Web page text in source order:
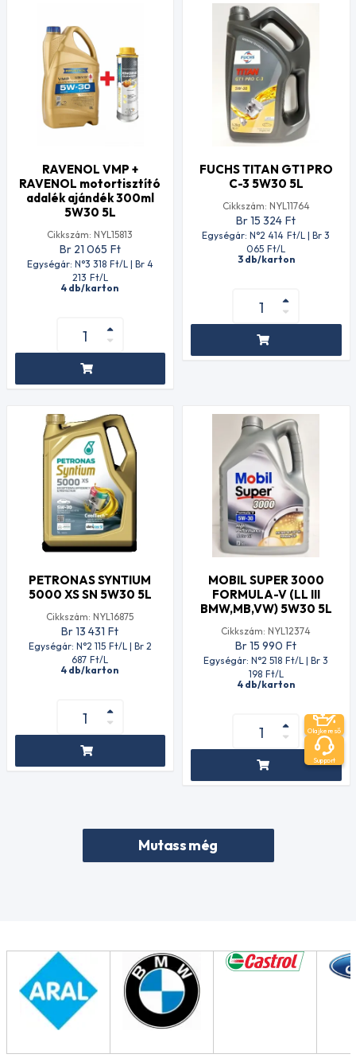
RAVENOL VMP +
RAVENOL motortisztító
adalék ajándék 300ml
5W30 5L
Cikkszám: NYL15813
Br 21 065 Ft
Egységár: N°3 318 Ft/L | Br 4
213 Ft/L
4 db/karton
FUCHS TITAN GT1 PRO
C-3 5W30 5L
Cikkszám: NYL11764
Br 15 324 Ft
Egységár: N°2 414 Ft/L | Br 3
065 Ft/L
3 db/karton
PETRONAS SYNTIUM
5000 XS SN 5W30 5L
Cikkszám: NYL16875
Br 13 431 Ft
Egységár: N°2 115 Ft/L | Br 2
687 Ft/L
4 db/karton
MOBIL SUPER 3000
FORMULA-V (LL III
BMW,MB,VW) 5W30 5L
Cikkszám: NYL12374
Br 15 990 Ft
Egységár: N°2 518 Ft/L | Br 3
198 Ft/L
4 db/karton
Mutass még
Olajkereső
Support